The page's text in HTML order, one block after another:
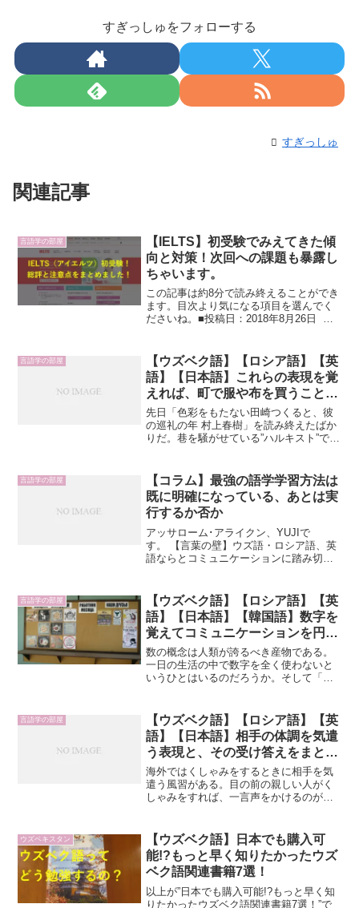
すぎっしゅをフォローする
すぎっしゅ
関連記事
言語学の部屋
【IELTS】初受験でみえてきた傾
向と対策！次回への課題も暴露し
ちゃいます。
この記事は約8分で読み終えることができ
ます。目次より気になる項目を選んでく
ださいね。■投稿日：2018年8月26日 北
はじめて受験したIELTS（アイエルツ）...
言語学の部屋
【ウズベク語】【ロシア語】【英
語】【日本語】これらの表現を覚
えれば、町で服や布を買うことが
できる
先日「色彩をもたない田崎つくると、彼
の巡礼の年 村上春樹」を読み終えたばか
りだ。巷を騒がせている”ハルキスト”では
る。得られる教訓や格言めいたキラーフ
レーズはないが、作品...
言語学の部屋
【コラム】最強の語学学習方法は
既に明確になっている、あとは実
行するか否か
アッサローム･アライクン、YUJIで
す。 【言葉の壁】ウズ語・ロシア語、英
語ならとコミュニケーションに踏み切っ
けたところ、同室の患者がウズ語からタ
ジク語に通訳してくれた。...
言語学の部屋
【ウズベク語】【ロシア語】【英
語】【日本語】【韓国語】数字を
覚えてコミュニケーションを円滑
に！
数の概念は人類が誇るべき産物である。
一日の生活の中で数字を全く使わないと
いうひとはいるのだろうか。そして「モ
数……様々な場面で数字が使われてい
る。今回は各国の数字にフォーカ...
言語学の部屋
【ウズベク語】【ロシア語】【英
語】【日本語】相手の体調を気遣
う表現と、その受け答えをまとめ
てみた
海外ではくしゃみをするときに相手を気
遣う風習がある。目の前の親しい人がく
しゃみをすれば、一言声をかけるのが慣
る。“場の空気を読む”ことが相手との距離
感を遠ざける要因のひとつ...
ウズベキスタン
【ウズベク語】日本でも購入可
能!?もっと早く知りたかったウズ
ベク語関連書籍7選！
以上が”日本でも購入可能!?もっと早く知
りたかったウズベク語関連書籍7選！”で